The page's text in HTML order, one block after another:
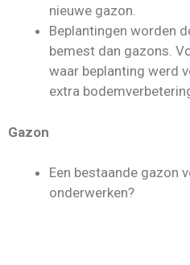
nieuwe gazon.
Beplantingen worden
bemest dan gazons.
waar beplanting werd
extra
Gazon
Een bestaande gazon
onderwerken?